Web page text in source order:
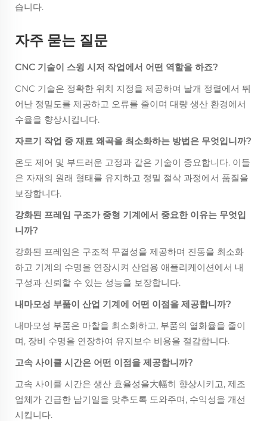
습니다.
자주 묻는 질문
CNC 기술이 스윙 시저 작업에서 어떤 역할을 하죠?
CNC 기술은 정확한 위치 지정을 제공하여 날개 정렬에서 뛰
어난 정밀도를 제공하고 오류를 줄이며 대량 생산 환경에서
수율을 향상시킵니다.
자르기 작업 중 재료 왜곡을 최소화하는 방법은 무엇입니까?
온도 제어 및 부드러운 고정과 같은 기술이 중요합니다. 이들
은 자재의 원래 형태를 유지하고 정밀 절삭 과정에서 품질을
보장합니다.
강화된 프레임 구조가 중형 기계에서 중요한 이유는 무엇입
니까?
강화된 프레임은 구조적 무결성을 제공하며 진동을 최소화
하고 기계의 수명을 연장시켜 산업용 애플리케이션에서 내
구성과 신뢰할 수 있는 성능을 보장합니다.
내마모성 부품이 산업 기계에 어떤 이점을 제공합니까?
내마모성 부품은 마찰을 최소화하고, 부품의 열화율을 줄이
며, 장비 수명을 연장하여 유지보수 비용을 절감합니다.
고속 사이클 시간은 어떤 이점을 제공합니까?
고속 사이클 시간은 생산 효율성을大幅히 향상시키고, 제조
업체가 긴급한 납기일을 맞추도록 도와주며, 수익성을 개선
시킵니다.